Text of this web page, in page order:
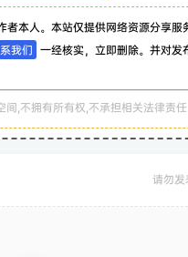
本人。本站仅提供网络资源分享
我们 一经核实，立即删除。并对
,不拥有所有权,不承担相关法律责任
请勿